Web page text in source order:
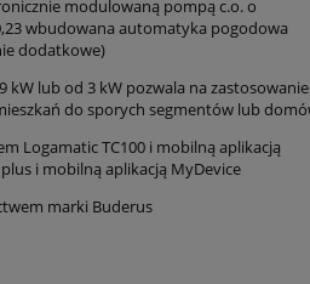
modulowaną pompą c.o. o
wbudowana automatyka pogodowa
dodatkowe)
kW lub od 3 kW pozwala na zastosowanie
do sporych segmentów lub
Logamatic TC100 i mobilną aplikacją
i mobilną aplikacją MyDevice
marki Buderus